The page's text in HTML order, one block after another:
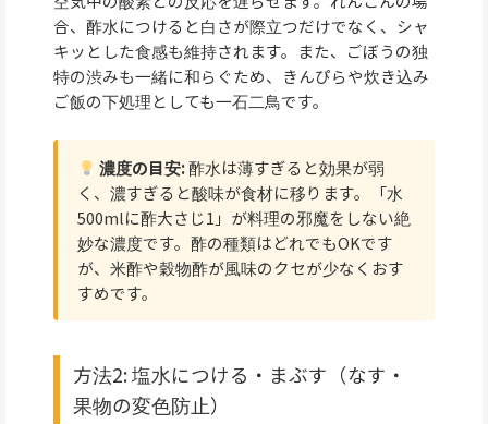
合、酢水につけると白さが際立つだけでなく、シャ
キッとした食感も維持されます。また、ごぼうの独
特の渋みも一緒に和らぐため、きんぴらや炊き込み
ご飯の下処理としても一石二鳥です。
濃度の目安:酢水は薄すぎると効果が弱
く、濃すぎると酸味が食材に移ります。「水
500mlに酢大さじ1」が料理の邪魔をしない絶
妙な濃度です。酢の種類はどれでもOKです
が、米酢や穀物酢が風味のクセが少なくおす
すめです。
方法2: 塩水につける・まぶす（なす・
果物の変色防止）